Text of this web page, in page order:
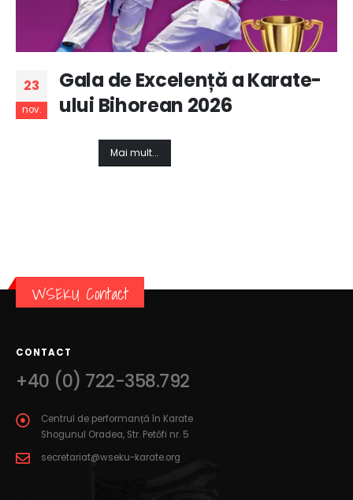
23
nov.
Gala de Excelență a Karate-
ului Bihorean 2026
Mai mult...
WSEKU Contact
CONTACT
+40 (0) 722-358.792
Centrul de performanță în Karate
Shogunul Oradea, Str. Petőfi nr. 5
secretariat@wseku-karate.org